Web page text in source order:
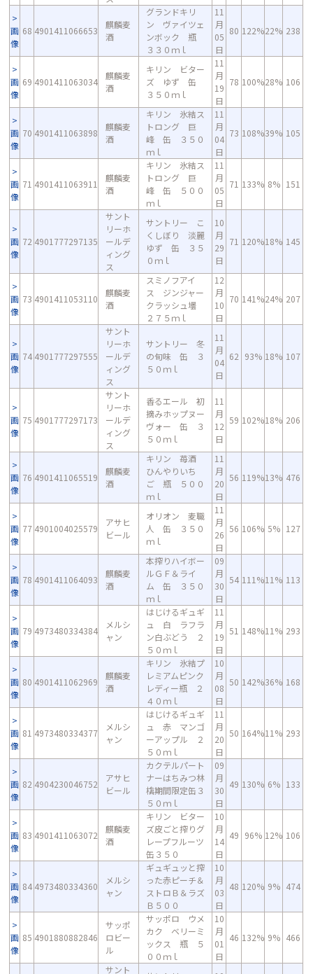
画
像
68 4901411066653
麒麟麦
酒
グランドキリ
ン ヴァイツェ
ンボック 瓶
３３０ｍｌ
11
月
05
日
80 122%22% 238
画
像
69 4901411063034
麒麟麦
酒
キリン ビター
ズ ゆず 缶
３５０ｍｌ
11
月
19
日
78 100%28% 106
画
像
70 4901411063898
麒麟麦
酒
キリン 氷結ス
トロング 巨
峰 缶 ３５０
ｍｌ
11
月
04
日
73 108%39% 105
画
像
71 4901411063911
麒麟麦
酒
キリン 氷結ス
トロング 巨
峰 缶 ５００
ｍｌ
11
月
05
日
71 133% 8% 151
画
像
72 4901777297135
サント
リーホ
ールデ
ィング
ス
サントリー こ
くしぼり 淡麗
ゆず 缶 ３５
０ｍｌ
10
月
29
日
71 120%18% 145
画
像
73 4901411053110
麒麟麦
酒
スミノフアイ
ス ジンジャー
クラッシュ壜
２７５ｍｌ
12
月
10
日
70 141%24% 207
画
像
74 4901777297555
サント
リーホ
ールデ
ィング
ス
サントリー 冬
の旬味 缶 ３
５０ｍｌ
11
月
04
日
62 93% 18% 107
画
像
75 4901777297173
サント
リーホ
ールデ
ィング
ス
香るエール 初
摘みホップヌー
ヴォー 缶 ３
５０ｍｌ
11
月
12
日
59 102%18% 206
画
像
76 4901411065519
麒麟麦
酒
キリン 苺酒
ひんやりいち
ご 瓶 ５００
ｍｌ
11
月
20
日
56 119%13% 476
画
像
77 4901004025579
アサヒ
ビール
オリオン 麦職
人 缶 ３５０
ｍｌ
11
月
26
日
56 106% 5% 127
画
像
78 4901411064093
麒麟麦
酒
本搾りハイボー
ルＧＦ＆ライ
ム 缶 ３５０
ｍｌ
09
月
30
日
54 111%11% 113
画
像
79 4973480334384
メルシ
ャン
はじけるギュギ
ュ 白 ラフラ
ン白ぶどう ２
５０ｍｌ
11
月
19
日
51 148%11% 293
画
像
80 4901411062969
麒麟麦
酒
キリン 氷結プ
レミアムピンク
レディー瓶 ２
４０ｍｌ
10
月
08
日
50 142%36% 168
画
像
81 4973480334377
メルシ
ャン
はじけるギュギ
ュ 赤 マンゴ
ーアップル ２
５０ｍｌ
11
月
20
日
50 164%11% 293
画
像
82 4904230046752
アサヒ
ビール
カクテルパート
ナーはちみつ林
檎期間限定缶３
５０ｍｌ
09
月
30
日
49 130% 6% 133
画
像
83 4901411063072
麒麟麦
酒
キリン ビター
ズ皮ごと搾りグ
レープフルーツ
缶３５０
10
月
14
日
49 96% 12% 106
画
像
84 4973480334360
メルシ
ャン
ギュギュッと搾
った赤ピーチ＆
ストロＢ＆ラズ
Ｂ５００
10
月
03
日
48 120% 9% 474
画
像
85 4901880882846
サッポ
ロビー
ル
サッポロ ウメ
カク ベリーミ
ックス 瓶 ５
００ｍｌ
10
月
01
日
46 132% 9% 466
サント